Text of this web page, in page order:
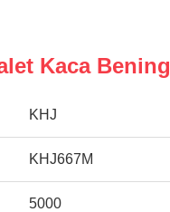
Kaca Bening
KHJ
KHJ667M
5000